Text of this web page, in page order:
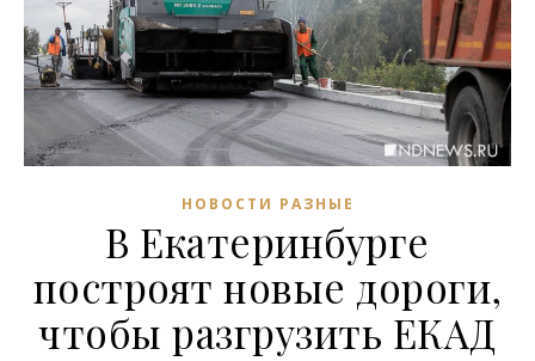
НОВОСТИ РАЗНЫЕ
В Екатеринбурге
построят новые дороги,
чтобы разгрузить ЕКАД